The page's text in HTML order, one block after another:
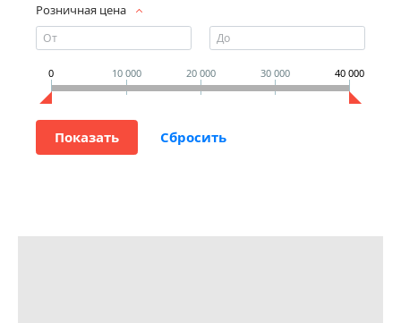
Розничная цена
0 10 000 20 000 30 000 40 000